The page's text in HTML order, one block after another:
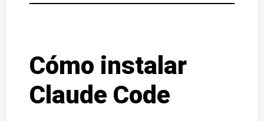
Cómo instalar
Claude Code